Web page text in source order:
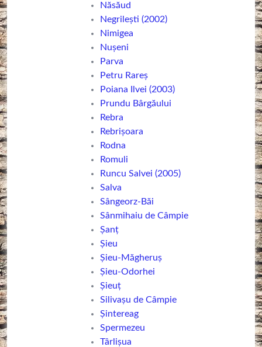
Năsăud
Negrilești (2002)
Nimigea
Nușeni
Parva
Petru Rareș
Poiana Ilvei (2003)
Prundu Bârgăului
Rebra
Rebrișoara
Rodna
Romuli
Runcu Salvei (2005)
Salva
Sângeorz-Băi
Sânmihaiu de Câmpie
Șanț
Șieu
Șieu-Măgheruș
Șieu-Odorhei
Șieuț
Silivașu de Câmpie
Șintereag
Spermezeu
Târlișua